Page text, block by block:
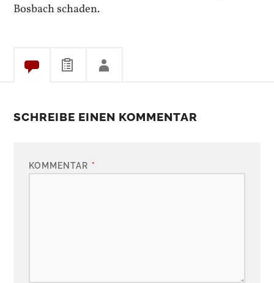
Bosbach schaden.
SCHREIBE EINEN KOMMENTAR
KOMMENTAR *